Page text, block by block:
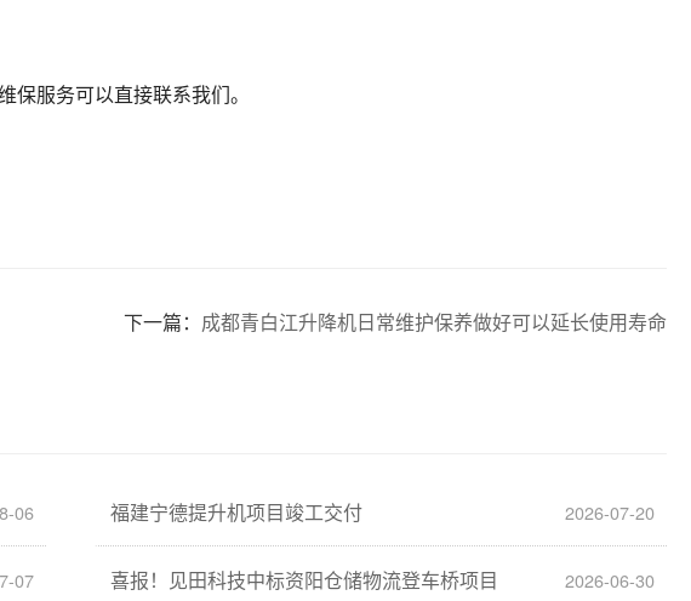
保服务可以直接联系我们。
下一篇： 成都青白江升降机日常维护保养做好可以延长使用寿命
06 福建宁德提升机项目竣工交付 2026-07-20
07 喜报！见田科技中标资阳仓储物流登车桥项目 2026-06-30